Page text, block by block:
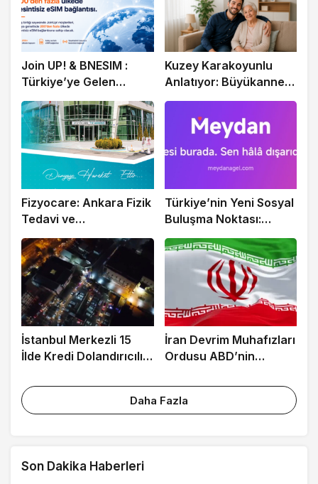
Join UP! & BNESIM :
Türkiye’ye Gelen
Milyonlarca Turiste
Ücretsiz eSIM
Kuzey Karakoyunlu
Anlatıyor: Büyükannem
İçin Doğru Evde Bakım
Hizmetini Personel
Park ile Buldum
Fizyocare: Ankara Fizik
Tedavi ve
Rehabilitasyon Merkezi
Türkiye’nin Yeni Sosyal
Buluşma Noktası:
Meydan
İstanbul Merkezli 15
İlde Kredi Dolandırıcılığı
İran Devrim Muhafızları
Ordusu ABD’nin
Üssünü Vurdu
Daha Fazla
Son Dakika Haberleri